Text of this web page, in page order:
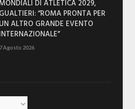
MONDIALI DI ATLETICA 2029,
GUALTIERI: “ROMA PRONTA PER
UN ALTRO GRANDE EVENTO
INTERNAZIONALE”
7 Agosto 2026